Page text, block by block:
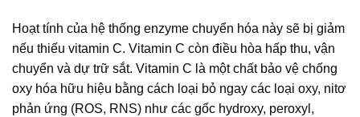
Hoạt tính của hệ thống enzyme chuyển hóa này sẽ bị giảm
nếu thiếu vitamin C. Vitamin C còn điều hòa hấp thu, vận
chuyển và dự trữ sắt. Vitamin C là một chất bảo vệ chống
oxy hóa hữu hiệu bằng cách loại bỏ ngay các loại oxy, nitơ
phản ứng (ROS, RNS) như các gốc hydroxy, peroxyl,